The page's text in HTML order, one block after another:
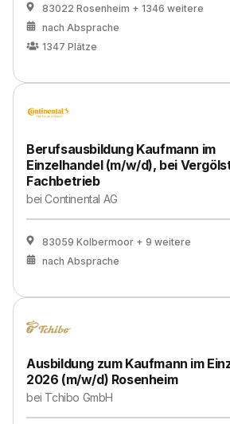
83022 Rosenheim + 1346 weitere
nach Absprache
1347 Plätze
Berufsausbildung Kaufmann im
Einzelhandel (m/w/d), bei
Fachbetrieb
beiContinental AG
83059 Kolbermoor + 9 weitere
nach Absprache
Ausbildung zum Kaufmann im
2026 (m/w/d) Rosenheim
bei Tchibo GmbH